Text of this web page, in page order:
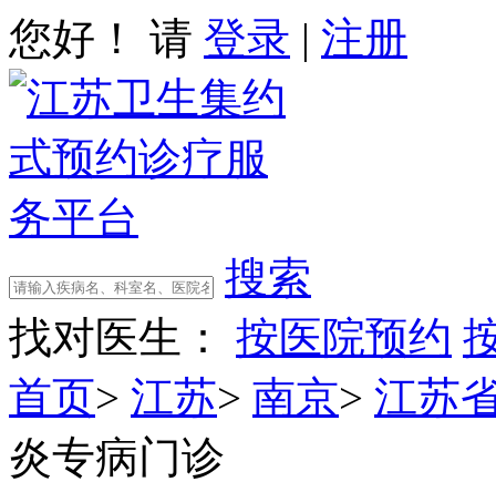
您好！ 请 登录 | 注册
搜索
找对医生：
按医院预约
首页> 江苏> 南京> 江苏
炎专病门诊